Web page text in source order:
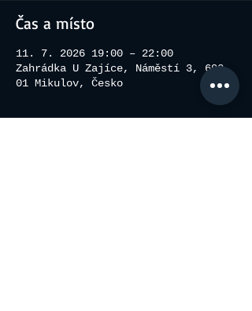
Čas a místo
11. 7. 2026 19:00 – 22:00
Zahrádka U Zajíce, Náměstí 3, 692
01 Mikulov, Česko